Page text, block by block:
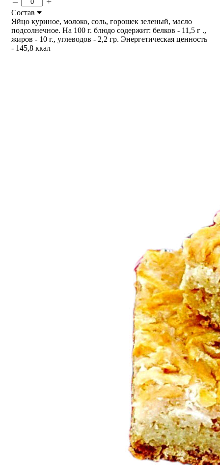
Состав
Яйцо куриное, молоко, соль, горошек зеленый, масло
подсолнечное. На 100 г. блюдо содержит: белков - 11,5 г .,
жиров - 10 г., углеводов - 2,2 гр. Энергетическая ценность
- 145,8 ккал